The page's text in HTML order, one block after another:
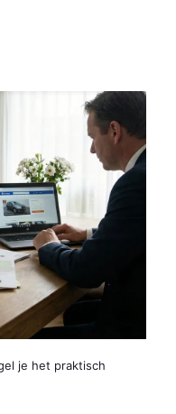
je het praktisch